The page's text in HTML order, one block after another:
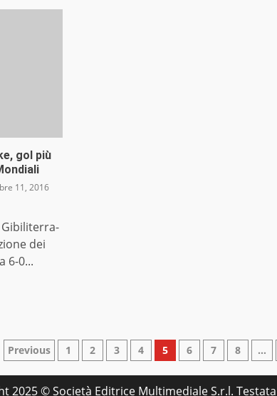
gol più
11, 2016
dei
6-0...
Paginazione
degli
Previous 1 2 3 4 5 6 7 8 …
2025 © Società Editrice Multimediale S.r.l.